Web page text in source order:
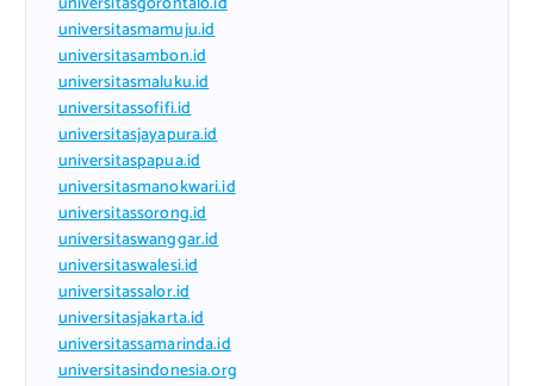
universitasmamuju.id
universitasambon.id
universitasmaluku.id
universitassofifi.id
universitasjayapura.id
universitaspapua.id
universitasmanokwari.id
universitassorong.id
universitaswanggar.id
universitaswalesi.id
universitassalor.id
universitasjakarta.id
universitassamarinda.id
universitasindonesia.org